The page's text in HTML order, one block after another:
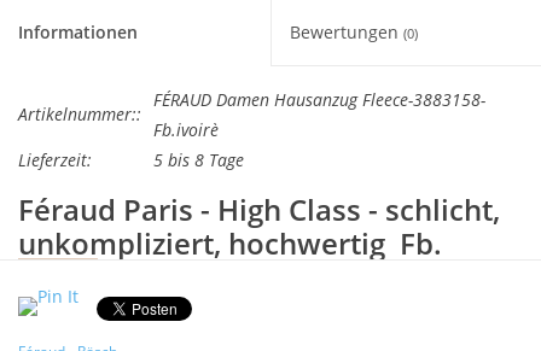
Informationen Bewertungen (0)
Artikelnummer::
FÉRAUD Damen Hausanzug Fleece-3883158-
Fb.ivoirè
Lieferzeit:
5 bis 8 Tage
Féraud Paris - High Class - schlicht,
unkompliziert, hochwertig Fb.
Hausanzug mit kontrastigen Blenden